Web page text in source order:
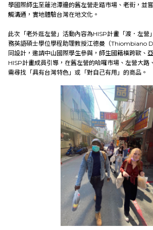
教育發展
研究成果
外部連結
EN
學國際師生至蓮池潭邊的舊左營走踏市場、老街，並
觸溝通，實地體驗台灣在地文化。
此次「老外逛左營」活動內容為HISP計畫「渡．左營
務英語碩士學位學程助理教授江德曼（Thiombiano
同設計，邀請中山國際學生參與，師生國籍橫跨歐、
HISP計畫成員引導，在舊左營的哈囉市場、左營大路
需尋找「具有台灣特色」或「對自己有用」的商品。